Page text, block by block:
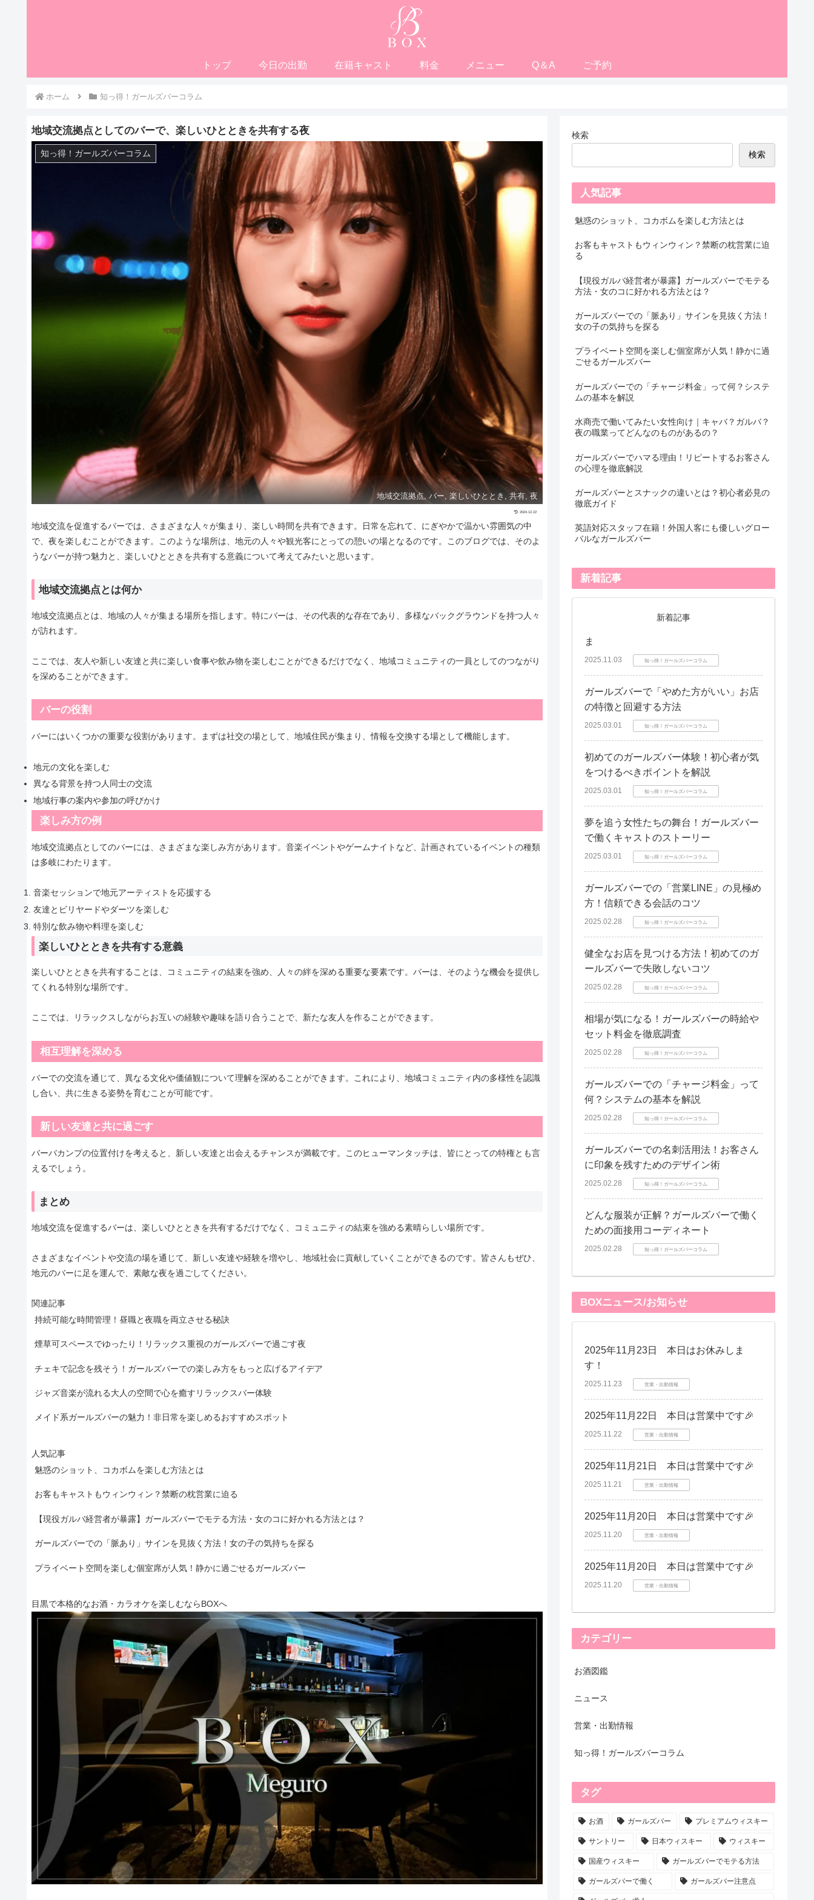
トップ 今日の出勤 在籍キャスト 料金 メニュー Q＆A ご予約
ホーム 知っ得！ガールズバーコラム
地域交流拠点としてのバーで、楽しいひとときを共有する夜
知っ得！ガールズバーコラム
地域交流拠点, バー, 楽しいひととき, 共有, 夜
2024.12.22
地域交流を促進するバーでは、さまざまな人々が集まり、楽しい時間を共有できます。日常を忘れて、にぎやかで温かい雰囲気の中
で、夜を楽しむことができます。このような場所は、地元の人々や観光客にとっての憩いの場となるのです。このブログでは、そのよ
うなバーが持つ魅力と、楽しいひとときを共有する意義について考えてみたいと思います。
地域交流拠点とは何か
地域交流拠点とは、地域の人々が集まる場所を指します。特にバーは、その代表的な存在であり、多様なバックグラウンドを持つ人々
が訪れます。
ここでは、友人や新しい友達と共に楽しい食事や飲み物を楽しむことができるだけでなく、地域コミュニティの一員としてのつながり
を深めることができます。
バーの役割
バーにはいくつかの重要な役割があります。まずは社交の場として、地域住民が集まり、情報を交換する場として機能します。
地元の文化を楽しむ
異なる背景を持つ人同士の交流
地域行事の案内や参加の呼びかけ
楽しみ方の例
地域交流拠点としてのバーには、さまざまな楽しみ方があります。音楽イベントやゲームナイトなど、計画されているイベントの種類
は多岐にわたります。
音楽セッションで地元アーティストを応援する
友達とビリヤードやダーツを楽しむ
特別な飲み物や料理を楽しむ
楽しいひとときを共有する意義
楽しいひとときを共有することは、コミュニティの結束を強め、人々の絆を深める重要な要素です。バーは、そのような機会を提供し
てくれる特別な場所です。
ここでは、リラックスしながらお互いの経験や趣味を語り合うことで、新たな友人を作ることができます。
相互理解を深める
バーでの交流を通じて、異なる文化や価値観について理解を深めることができます。これにより、地域コミュニティ内の多様性を認識
し合い、共に生きる姿勢を育むことが可能です。
新しい友達と共に過ごす
バーバカンプの位置付けを考えると、新しい友達と出会えるチャンスが満載です。このヒューマンタッチは、皆にとっての特権とも言
えるでしょう。
まとめ
地域交流を促進するバーは、楽しいひとときを共有するだけでなく、コミュニティの結束を強める素晴らしい場所です。
さまざまなイベントや交流の場を通じて、新しい友達や経験を増やし、地域社会に貢献していくことができるのです。皆さんもぜひ、
地元のバーに足を運んで、素敵な夜を過ごしてください。
関連記事
持続可能な時間管理！昼職と夜職を両立させる秘訣
煙草可スペースでゆったり！リラックス重視のガールズバーで過ごす夜
チェキで記念を残そう！ガールズバーでの楽しみ方をもっと広げるアイデア
ジャズ音楽が流れる大人の空間で心を癒すリラックスバー体験
メイド系ガールズバーの魅力！非日常を楽しめるおすすめスポット
人気記事
魅惑のショット、コカボムを楽しむ方法とは
お客もキャストもウィンウィン？禁断の枕営業に迫る
【現役ガルバ経営者が暴露】ガールズバーでモテる方法・女のコに好かれる方法とは？
ガールズバーでの「脈あり」サインを見抜く方法！女の子の気持ちを探る
プライベート空間を楽しむ個室席が人気！静かに過ごせるガールズバー
目黒で本格的なお酒・カラオケを楽しむならBOXへ
検索
検索
人気記事
魅惑のショット、コカボムを楽しむ方法とは
お客もキャストもウィンウィン？禁断の枕営業に迫
る
【現役ガルバ経営者が暴露】ガールズバーでモテる
方法・女のコに好かれる方法とは？
ガールズバーでの「脈あり」サインを見抜く方法！
女の子の気持ちを探る
プライベート空間を楽しむ個室席が人気！静かに過
ごせるガールズバー
ガールズバーでの「チャージ料金」って何？システ
ムの基本を解説
水商売で働いてみたい女性向け｜キャバ？ガルバ？
夜の職業ってどんなのものがあるの？
ガールズバーでハマる理由！リピートするお客さん
の心理を徹底解説
ガールズバーとスナックの違いとは？初心者必見の
徹底ガイド
英語対応スタッフ在籍！外国人客にも優しいグロー
バルなガールズバー
新着記事
新着記事
ま
2025.11.03 知っ得！ガールズバーコラム
ガールズバーで「やめた方がいい」お店
の特徴と回避する方法
2025.03.01 知っ得！ガールズバーコラム
初めてのガールズバー体験！初心者が気
をつけるべきポイントを解説
2025.03.01 知っ得！ガールズバーコラム
夢を追う女性たちの舞台！ガールズバー
で働くキャストのストーリー
2025.03.01 知っ得！ガールズバーコラム
ガールズバーでの「営業LINE」の見極め
方！信頼できる会話のコツ
2025.02.28 知っ得！ガールズバーコラム
健全なお店を見つける方法！初めてのガ
ールズバーで失敗しないコツ
2025.02.28 知っ得！ガールズバーコラム
相場が気になる！ガールズバーの時給や
セット料金を徹底調査
2025.02.28 知っ得！ガールズバーコラム
ガールズバーでの「チャージ料金」って
何？システムの基本を解説
2025.02.28 知っ得！ガールズバーコラム
ガールズバーでの名刺活用法！お客さん
に印象を残すためのデザイン術
2025.02.28 知っ得！ガールズバーコラム
どんな服装が正解？ガールズバーで働く
ための面接用コーディネート
2025.02.28 知っ得！ガールズバーコラム
BOXニュース/お知らせ
2025年11月23日 本日はお休みしま
す！
2025.11.23 営業・出勤情報
2025年11月22日 本日は営業中です🎉
2025.11.22 営業・出勤情報
2025年11月21日 本日は営業中です🎉
2025.11.21 営業・出勤情報
2025年11月20日 本日は営業中です🎉
2025.11.20 営業・出勤情報
2025年11月20日 本日は営業中です🎉
2025.11.20 営業・出勤情報
カテゴリー
お酒図鑑
ニュース
営業・出勤情報
知っ得！ガールズバーコラム
タグ
お酒 ガールズバー プレミアムウィスキー
サントリー 日本ウィスキー ウィスキー
国産ウィスキー ガールズバーでモテる方法
ガールズバーで働く ガールズバー注意点